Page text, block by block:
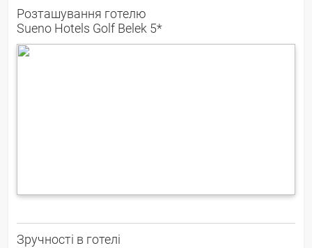
Розташування готелю
Sueno Hotels Golf Belek 5*
Зручності в готелі